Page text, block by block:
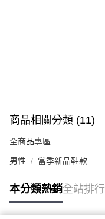
商品相關分類 (11)
全商品專區
男性 當季新品鞋款
本分類熱銷全站排行